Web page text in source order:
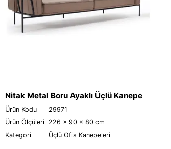
Nitak Metal Boru Ayaklı Üçlü Kanepe
Ürün Kodu
29971
Ürün Ölçüleri
226 x 90 x 80 cm
Kategori
Üçlü Ofis Kanepeleri